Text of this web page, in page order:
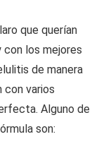
que querían
los mejores
de manera
con varios
Alguno de
son: